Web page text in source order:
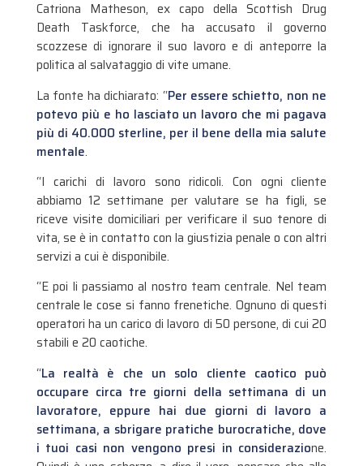
Catriona Matheson, ex capo della Scottish Drug
Death Taskforce, che ha accusato il governo
scozzese di ignorare il suo lavoro e di anteporre la
politica al salvataggio di vite umane.
La fonte ha dichiarato: “Per essere schietto, non ne
potevo più e ho lasciato un lavoro che mi pagava
più di 40.000 sterline, per il bene della mia salute
mentale.
“I carichi di lavoro sono ridicoli. Con ogni cliente
abbiamo 12 settimane per valutare se ha figli, se
riceve visite domiciliari per verificare il suo tenore di
vita, se è in contatto con la giustizia penale o con altri
servizi a cui è disponibile.
“E poi li passiamo al nostro team centrale. Nel team
centrale le cose si fanno frenetiche. Ognuno di questi
operatori ha un carico di lavoro di 50 persone, di cui 20
stabili e 20 caotiche.
“La realtà è che un solo cliente caotico può
occupare circa tre giorni della settimana di un
lavoratore, eppure hai due giorni di lavoro a
settimana, a sbrigare pratiche burocratiche, dove
i tuoi casi non vengono presi in considerazione.